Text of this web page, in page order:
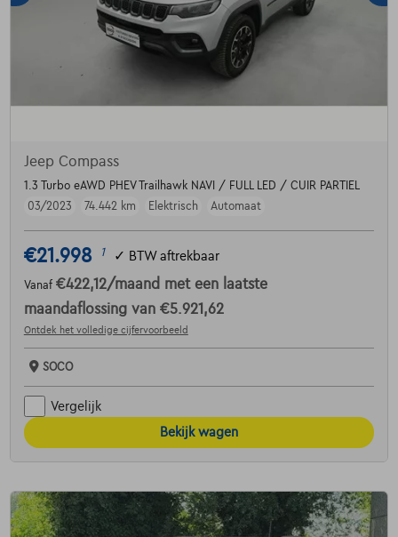
Jeep Compass
1.3 Turbo eAWD PHEV Trailhawk NAVI / FULL LED / CUIR PARTIEL
03/2023
74.442 km Elektrisch Automaat
€21.998 1 ✓ BTW aftrekbaar
Vanaf €422,12/maand met een laatste
maandaflossing van €5.921,62
Ontdek het volledige cijfervoorbeeld
SOCO
Vergelijk
Bekijk wagen